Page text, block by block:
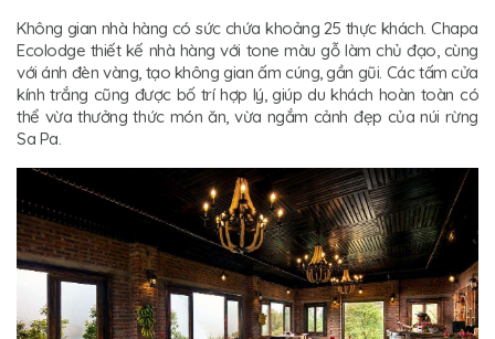
Không gian nhà hàng có sức chứa khoảng 25 thực khách. Chapa
Ecolodge thiết kế nhà hàng với tone màu gỗ làm chủ đạo, cùng
với ánh đèn vàng, tạo không gian ấm cúng, gần gũi. Các tấm cửa
kính trắng cũng được bố trí hợp lý, giúp du khách hoàn toàn có
thể vừa thưởng thức món ăn, vừa ngắm cảnh đẹp của núi rừng
Sa Pa.